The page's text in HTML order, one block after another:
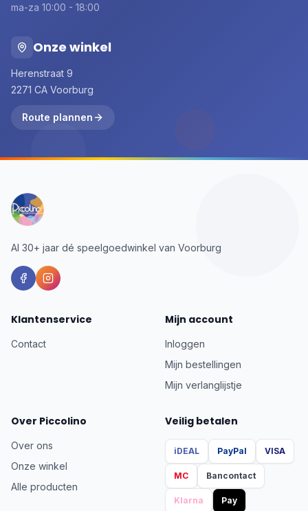
ma-za 10:00 - 18:00
Onze winkel
Herenstraat 9
2271 CA Voorburg
Route plannen
Al 30+ jaar dé speelgoedwinkel van Voorburg
Klantenservice
Contact
Mijn account
Inloggen
Mijn bestellingen
Mijn verlanglijstje
Over Piccolino
Over ons
Onze winkel
Alle producten
Veilig betalen
iDEAL PayPal VISA
MC Bancontact
Klarna Pay